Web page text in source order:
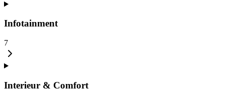
Infotainment
7
Interieur & Comfort